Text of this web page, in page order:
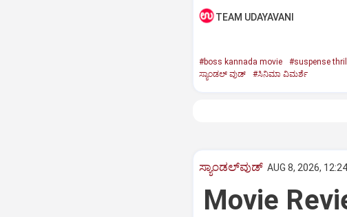
TEAM UDAYAVANI
#boss kannada movie #suspense
ಸ್ಯಾಂಡಲ್‌ ವುಡ್‌
#ಸಿನಿಮಾ ವಿಮರ್ಶೆ
ಸ್ಯಾಂಡಲ್‌ವುಡ್‌ AUG 8, 2026,
Movie